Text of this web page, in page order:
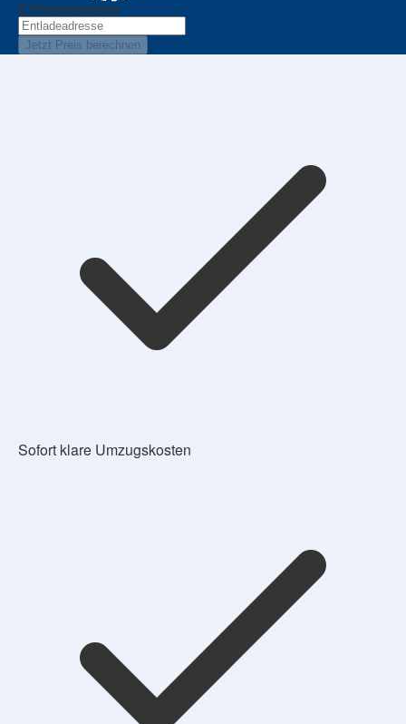
Entladeadresse
Jetzt Preis berechnen
Sofort klare Umzugskosten